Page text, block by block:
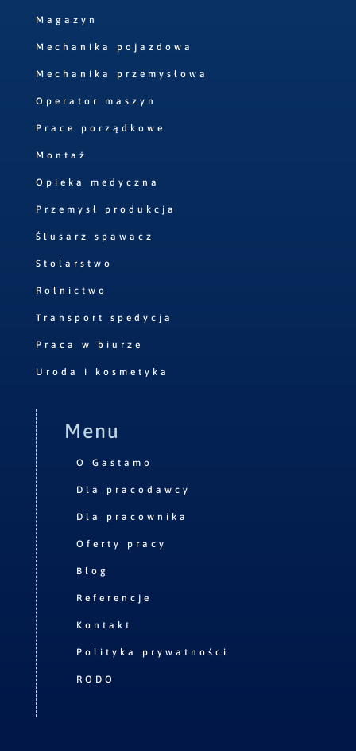
Magazyn
Mechanika pojazdowa
Mechanika przemysłowa
Operator maszyn
Prace porządkowe
Montaż
Opieka medyczna
Przemysł produkcja
Ślusarz spawacz
Stolarstwo
Rolnictwo
Transport spedycja
Praca w biurze
Uroda i kosmetyka
Menu
O Gastamo
Dla pracodawcy
Dla pracownika
Oferty pracy
Blog
Referencje
Kontakt
Polityka prywatności
RODO